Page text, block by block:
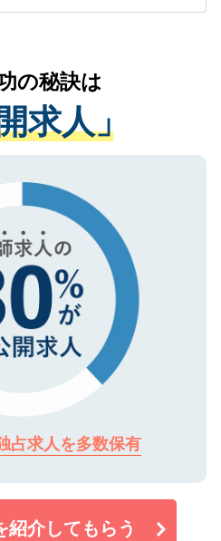
人データはご本人の許可
り扱いについての厳密な
た事業者のみに付与され
マークを取得済みです。
してもご安心ください。
の医療機関の状況や紹介
ら、適切なアドバイスを
す。すぐにご転職をされ
的なサポートが可能です
録ください。
の秘訣は
求人」
占求人を多数保有
紹介してもらう